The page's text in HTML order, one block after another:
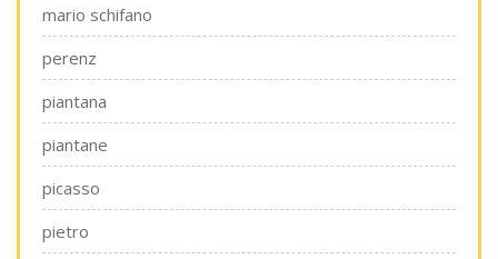
mario schifano
perenz
piantana
piantane
picasso
pietro